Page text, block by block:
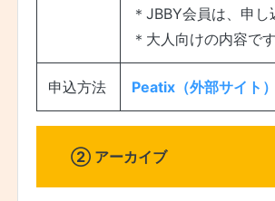
＊JBBY会員は、申
＊大人向けの内容で
申込方法 Peatix（外部サイト）
② アーカイブ